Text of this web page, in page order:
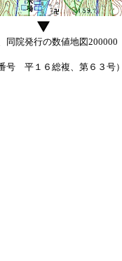
同院発行の数値地図
号 平１６総複、第６３号